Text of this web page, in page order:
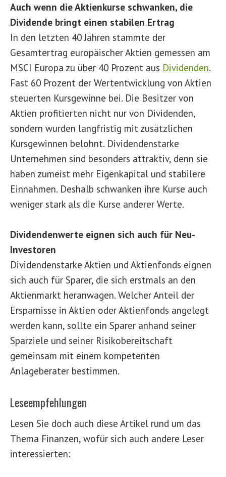
Auch wenn die Aktienkurse schwanken, die
Dividende bringt einen stabilen Ertrag
In den letzten 40 Jahren stammte der
Gesamtertrag europäischer Aktien gemessen am
MSCI Europa zu über 40 Prozent aus Dividenden.
Fast 60 Prozent der Wertentwicklung von Aktien
steuerten Kursgewinne bei. Die Besitzer von
Aktien profitierten nicht nur von Dividenden,
sondern wurden langfristig mit zusätzlichen
Kursgewinnen belohnt. Dividendenstarke
Unternehmen sind besonders attraktiv, denn sie
haben zumeist mehr Eigenkapital und stabilere
Einnahmen. Deshalb schwanken ihre Kurse auch
weniger stark als die Kurse anderer Werte.
Dividendenwerte eignen sich auch für Neu-
Investoren
Dividendenstarke Aktien und Aktienfonds eignen
sich auch für Sparer, die sich erstmals an den
Aktienmarkt heranwagen. Welcher Anteil der
Ersparnisse in Aktien oder Aktienfonds angelegt
werden kann, sollte ein Sparer anhand seiner
Sparziele und seiner Risikobereitschaft
gemeinsam mit einem kompetenten
Anlageberater bestimmen.
Leseempfehlungen
Lesen Sie doch auch diese Artikel rund um das
Thema Finanzen, wofür sich auch andere Leser
interessierten: